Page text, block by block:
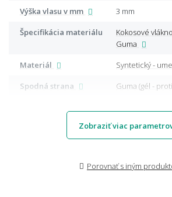
Výška vlasu v mm
3 mm
Špecifikácia materiálu
Kokosové vlákno
Guma
Materiál
Syntetický -
Spodná strana
Guma (gél -
Zobraziť viac
Porovnať s iným